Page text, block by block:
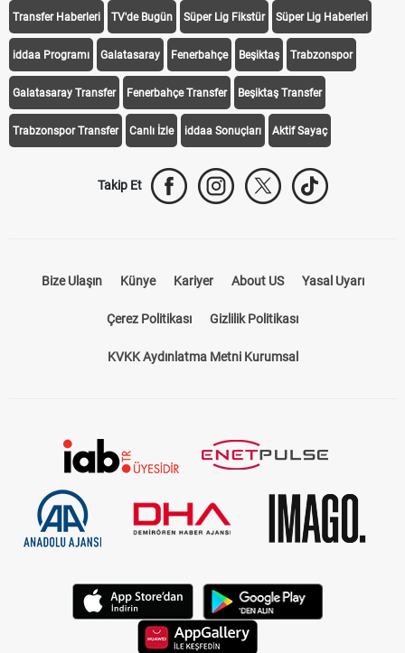
Transfer Haberleri TV'de Bugün Süper Lig Fikstür Süper Lig Haberleri
iddaa Programı Galatasaray Fenerbahçe Beşiktaş Trabzonspor
Galatasaray Transfer Fenerbahçe Transfer Beşiktaş Transfer
Trabzonspor Transfer Canlı İzle iddaa Sonuçları Aktif Sayaç
Takip Et
Bize Ulaşın Künye Kariyer About US Yasal Uyarı
Çerez Politikası Gizlilik Politikası
KVKK Aydınlatma Metni Kurumsal